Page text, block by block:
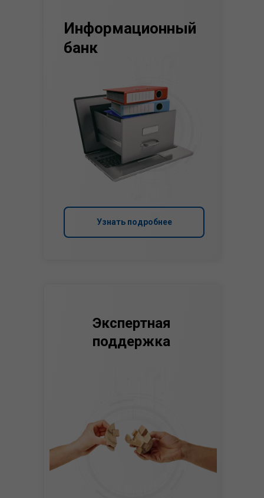
Узнать подробнее
Информационный
банк
Экспертная
поддержка